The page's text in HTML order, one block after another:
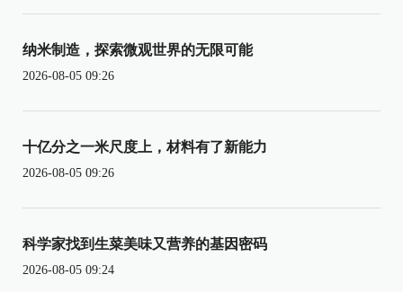
纳米制造，探索微观世界的无限可能
2026-08-05 09:26
十亿分之一米尺度上，材料有了新能力
2026-08-05 09:26
科学家找到生菜美味又营养的基因密码
2026-08-05 09:24